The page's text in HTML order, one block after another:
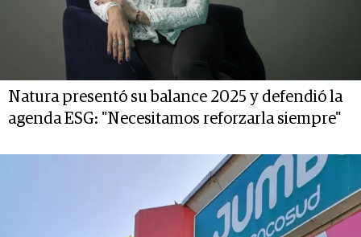
Natura presentó su balance 2025 y defendió la
agenda ESG: "Necesitamos reforzarla siempre"